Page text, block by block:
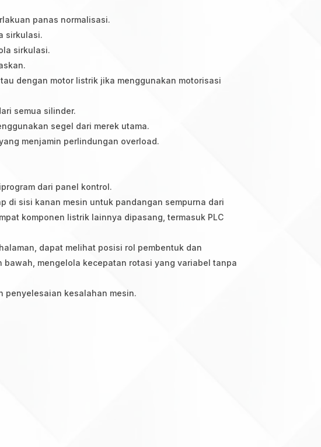
panas normalisasi.
sirkulasi.
sirkulasi.
dengan motor listrik jika menggunakan motorisasi
semua silinder.
segel dari merek utama.
menjamin perlindungan overload.
dari panel kontrol.
di sisi kanan mesin untuk pandangan sempurna dari
komponen listrik lainnya dipasang, termasuk PLC
dapat melihat posisi rol pembentuk dan
mengelola kecepatan rotasi yang variabel tanpa
penyelesaian kesalahan mesin.